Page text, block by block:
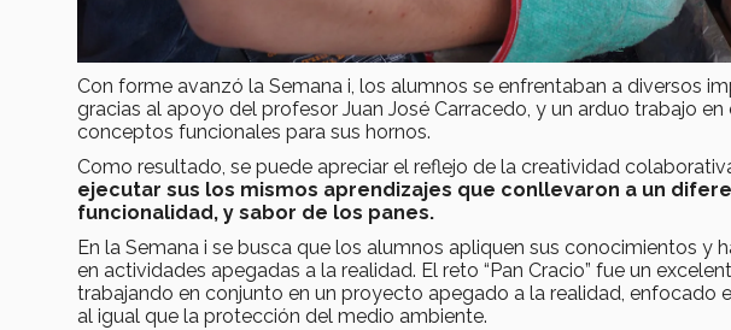
Con forme avanzó la Semana i, los alumnos se enfrentaban a diversos
gracias al apoyo del profesor Juan José Carracedo, y un arduo trabajo
conceptos funcionales para sus hornos.
Como resultado, se puede apreciar el reflejo de la creatividad
ejecutar sus los mismos aprendizajes que conllevaron a un
funcionalidad, y sabor de los panes.
En la Semana i se busca que los alumnos apliquen sus conocimientos y
en actividades apegadas a la realidad. El reto “Pan Cracio” fue un
trabajando en conjunto en un proyecto apegado a la realidad, enfocado
al igual que la protección del medio ambiente.